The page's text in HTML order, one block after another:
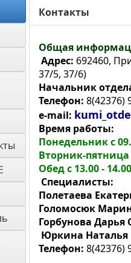
Контакты
Общая
Адрес: 692460,
37/5, 37/6)
Начальник
Телефон: 8(42376)
e-mail:
Время работы:
Понедельник с
Вторник-пятница
Обед с 13.00 - 14.00
Специалисты:
Полетаева
Голомосюк
Горбунова Дарья
Юркина
Телефон: 8(42376)